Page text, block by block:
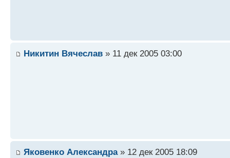
Никитин Вячеслав » 11 дек 2005 03:00
Яковенко Александра» 12 дек 2005 18:09